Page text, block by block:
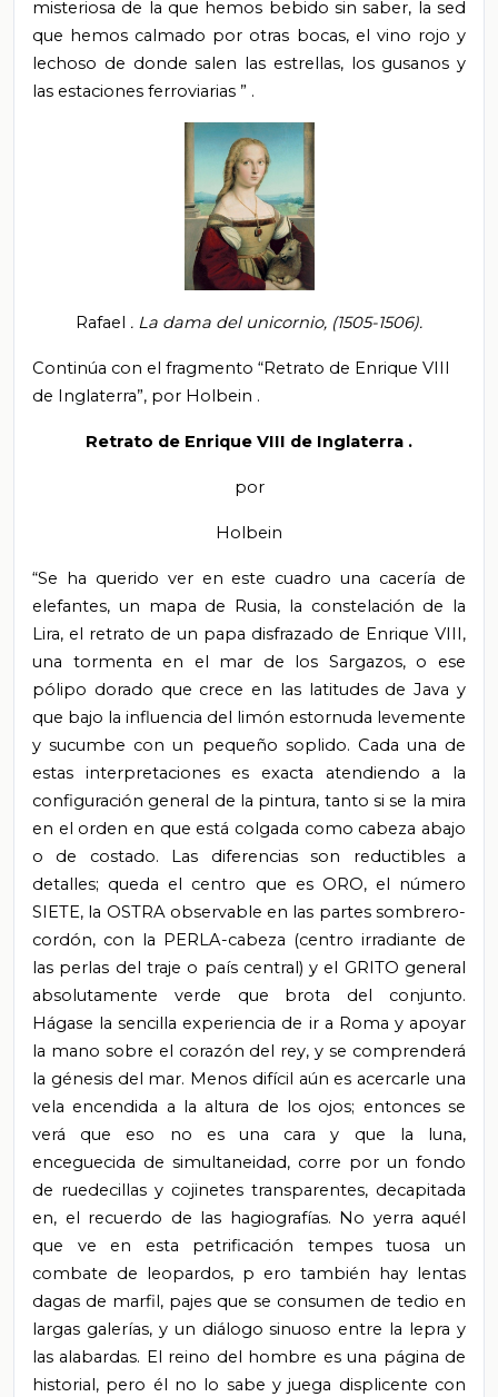
misteriosa de la que hemos bebido sin saber, la sed
que hemos calmado por otras bocas, el vino rojo y
lechoso de donde salen las estrellas, los gusanos y
las estaciones ferroviarias ” .
Rafael . La dama del unicornio, (1505-1506).
Continúa con el fragmento “Retrato de Enrique VIII
de Inglaterra”, por Holbein .
Retrato de Enrique VIII de Inglaterra .
por
Holbein
“Se ha querido ver en este cuadro una cacería de
elefantes, un mapa de Rusia, la constelación de la
Lira, el retrato de un papa disfrazado de Enrique VIII,
una tormenta en el mar de los Sargazos, o ese
pólipo dorado que crece en las latitudes de Java y
que bajo la influencia del limón estornuda levemente
y sucumbe con un pequeño soplido. Cada una de
estas interpretaciones es exacta atendiendo a la
configuración general de la pintura, tanto si se la mira
en el orden en que está colgada como cabeza abajo
o de costado. Las diferencias son reductibles a
detalles; queda el centro que es ORO, el número
SIETE, la OSTRA observable en las partes sombrero-
cordón, con la PERLA-cabeza (centro irradiante de
las perlas del traje o país central) y el GRITO general
absolutamente verde que brota del conjunto.
Hágase la sencilla experiencia de ir a Roma y apoyar
la mano sobre el corazón del rey, y se comprenderá
la génesis del mar. Menos difícil aún es acercarle una
vela encendida a la altura de los ojos; entonces se
verá que eso no es una cara y que la luna,
enceguecida de simultaneidad, corre por un fondo
de ruedecillas y cojinetes transparentes, decapitada
en, el recuerdo de las hagiografías. No yerra aquél
que ve en esta petrificación tempestuosa un
combate de leopardos, p ero también hay lentas
dagas de marfil, pajes que se consumen de tedio en
largas galerías, y un diálogo sinuoso entre la lepra y
las alabardas. El reino del hombre es una página de
historial, pero él no lo sabe y juega displicente con